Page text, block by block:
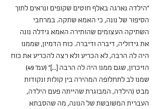
"הילדה נארגה באלף חוטים שקופים ונראים לתוך
הסיפור של נונה, כי האמא שתקה. במרחבי
השתיקה העצומים שהותירה האמא גידלה נונה
את גידוליה, דיברה ודיברה. כוח הדמיון, שממנו
היה לה הרבה, לא הכריע ולא רצה להכריע את כוח
הזיכרון, שגם ממנו היה לה הרבה [...]" (עמ׳ 49)
שמנו לב לתחלופה המהירה בין קולות ונקודות
מבט (הילדה, המבוגרת שהייתה פעם הילדה,
העברית המשובשת של הנונה, מה שהסבתא